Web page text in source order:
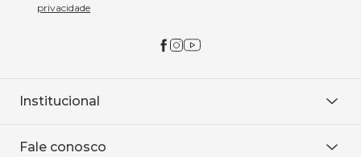
privacidade
Institucional
Onde encontrar
Fale conosco